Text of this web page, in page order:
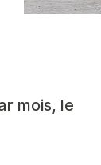
mois, le